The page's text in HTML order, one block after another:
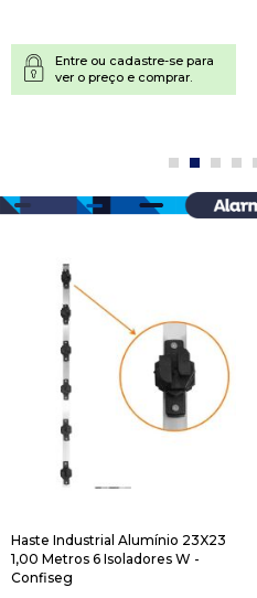
Entre ou cadastre-se para
ver o preço e comprar.
Haste Industrial Alumínio 23X23
1,00 Metros 6 Isoladores W -
Confiseg